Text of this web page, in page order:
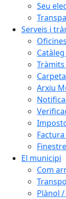
Seu
Serveis i
Arxiu
El municipi
Com
Plànol